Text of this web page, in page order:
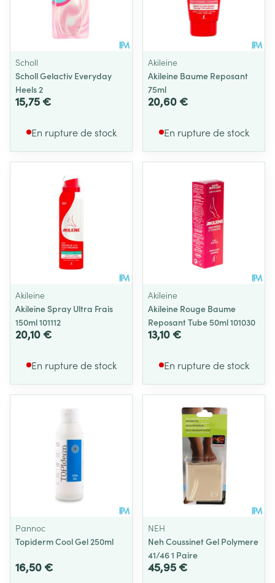
Scholl
Scholl Gelactiv Everyday
Heels 2
15,75 €
En rupture de stock
Akileine
Akileine Baume Reposant
75ml
20,60 €
En rupture de stock
Akileine
Akileine Spray Ultra Frais
150ml 101112
20,10 €
En rupture de stock
Akileine
Akileine Rouge Baume
Reposant Tube 50ml 101030
13,10 €
En rupture de stock
Pannoc
Topiderm Cool Gel 250ml
16,50 €
NEH
Neh Coussinet Gel Polymere
41/46 1 Paire
45,95 €